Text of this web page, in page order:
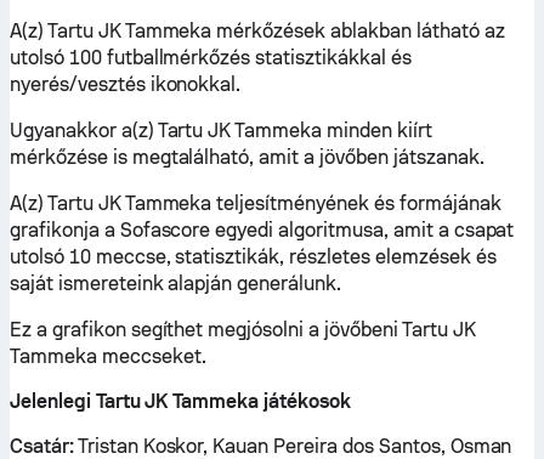
A(z) Tartu JK Tammeka mérkőzések ablakban látható az
utolsó 100 futballmérkőzés statisztikákkal és
nyerés/vesztés ikonokkal.
Ugyanakkor a(z) Tartu JK Tammeka minden kiírt
mérkőzése is megtalálható, amit a jövőben játszanak.
A(z) Tartu JK Tammeka teljesítményének és formájának
grafikonja a Sofascore egyedi algoritmusa, amit a csapat
utolsó 10 meccse, statisztikák, részletes elemzések és
saját ismereteink alapján generálunk.
Ez a grafikon segíthet megjósolni a jövőbeni Tartu JK
Tammeka meccseket.
Jelenlegi Tartu JK Tammeka játékosok
Csatár:Tristan Koskor, Kauan Pereira dos Santos, Osman